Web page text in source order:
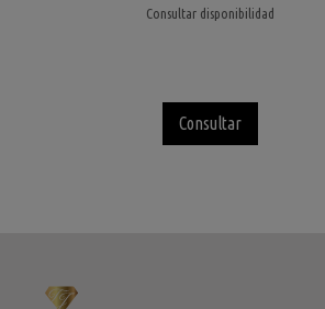
Consultar disponibilidad
Consultar